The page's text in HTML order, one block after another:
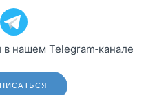
в нашем Telegram‑канале